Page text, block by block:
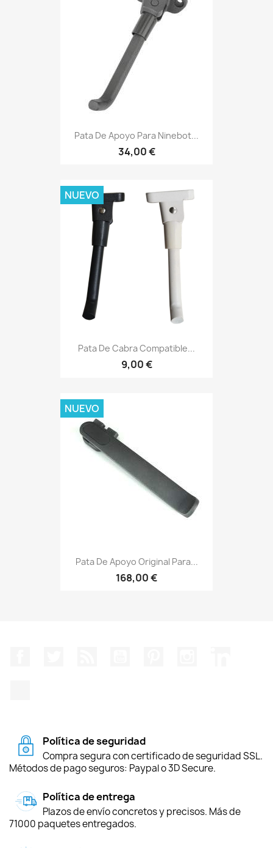
Pata De Apoyo Para Ninebot...
34,00 €
Pata De Cabra Compatible...
9,00 €
NUEVO
Pata De Apoyo Original Para...
168,00 €
NUEVO
Política de seguridad
Compra segura con certificado de seguridad SSL.
Métodos de pago seguros: Paypal o 3D Secure.
Política de entrega
Plazos de envío concretos y precisos. Más de
71000 paquetes entregados.